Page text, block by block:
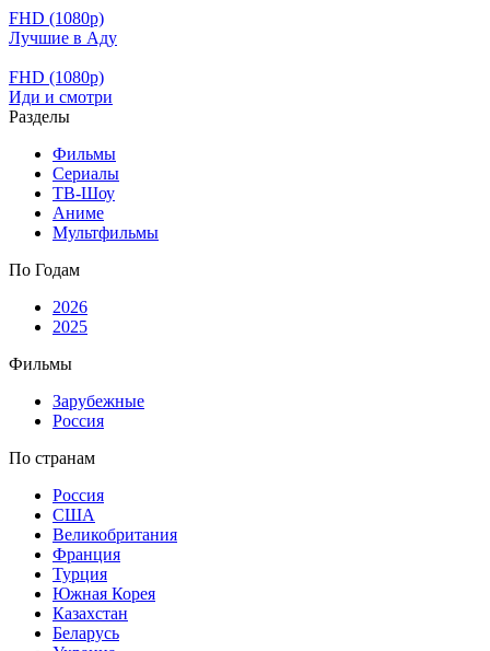
FHD (1080p)
Лучшие в Аду
FHD (1080p)
Иди и смотри
Разделы
Фильмы
Сериалы
ТВ-Шоу
Аниме
Мультфильмы
По Годам
2026
2025
Фильмы
Зарубежные
Россия
По странам
Россия
США
Великобритания
Франция
Турция
Южная Корея
Казахстан
Беларусь